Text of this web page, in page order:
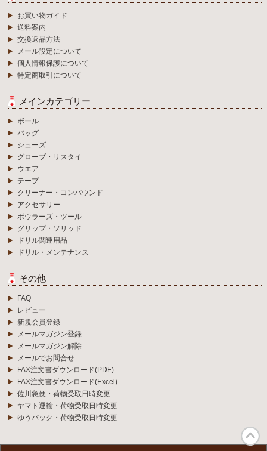
お買い物ガイド
送料案内
交換返品方法
メール設定について
個人情報保護について
特定商取引について
メインカテゴリー
ボール
バッグ
シューズ
グローブ・リスタイ
ウエア
テープ
クリーナー・コンパウンド
アクセサリー
ボウラーズ・ツール
グリップ・ソリッド
ドリル関連用品
ドリル・メンテナンス
その他
FAQ
レビュー
新規会員登録
メールマガジン登録
メールマガジン解除
メールでお問合せ
FAX注文書ダウンロード(PDF)
FAX注文書ダウンロード(Excel)
佐川急便・荷物受取日時変更
ヤマト運輸・荷物受取日時変更
ゆうパック・荷物受取日時変更